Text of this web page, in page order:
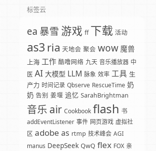
标签云
ea 暴雪 游戏 ff 下载 活动
as3 ria 天地会 聚会 wow 魔兽
上海 工作 酷噜网络 九天 音乐播放器 中
医 AI 大模型 LLM 脉象 效率 工具 生
产力 时间记录 Qbserve RescueTime 奶
奶 告别 姜堰 追忆 SarahBrightman
音乐 air Cookbook flash 书
addEventListener 事件 网页游戏 虚拟社
区 adobe as rtmp 技术峰会 AGI
manus DeepSeek QwQ flex FOX 亲